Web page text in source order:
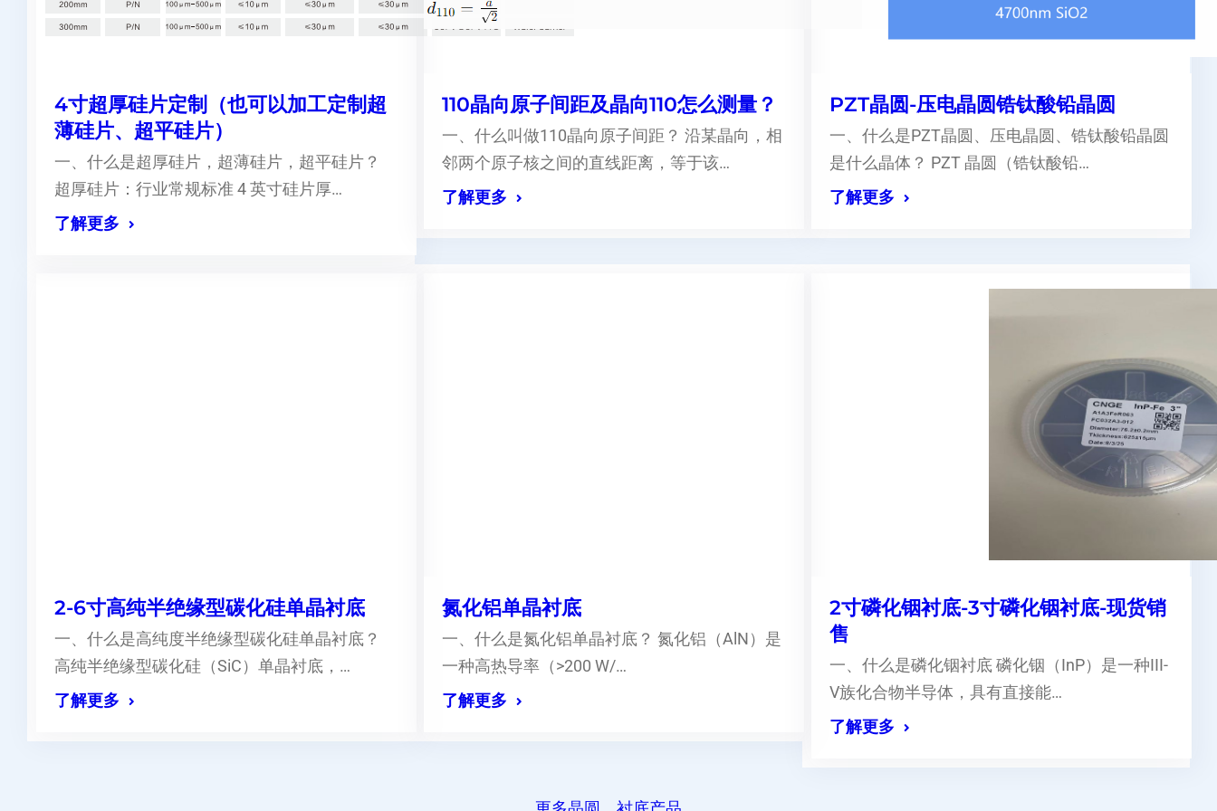
4寸超厚硅片定制（也可以加工定制超
薄硅片、超平硅片）
一、什么是超厚硅片，超薄硅片，超平硅片？
超厚硅片：行业常规标准 4 英寸硅片厚…
了解更多
110晶向原子间距及晶向110怎么测量？
一、什么叫做110晶向原子间距？ 沿某晶向，相
邻两个原子核之间的直线距离，等于该…
了解更多
PZT晶圆-压电晶圆锆钛酸铅晶圆
一、什么是PZT晶圆、压电晶圆、锆钛酸铅晶圆
是什么晶体？ PZT 晶圆（锆钛酸铅…
了解更多
2-6寸高纯半绝缘型碳化硅单晶衬底
一、什么是高纯度半绝缘型碳化硅单晶衬底？
高纯半绝缘型碳化硅（SiC）单晶衬底，…
了解更多
氮化铝单晶衬底
一、什么是氮化铝单晶衬底？ 氮化铝（AlN）是
一种高热导率（>200 W/…
了解更多
2寸磷化铟衬底-3寸磷化铟衬底-现货销
售
一、什么是磷化铟衬底 磷化铟（InP）是一种III-
V族化合物半导体，具有直接能…
了解更多